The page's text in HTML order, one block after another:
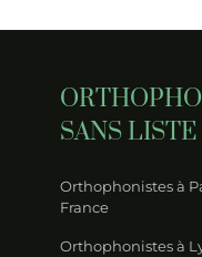
SANS
Orthophonistes à
France
Orthophonistes à